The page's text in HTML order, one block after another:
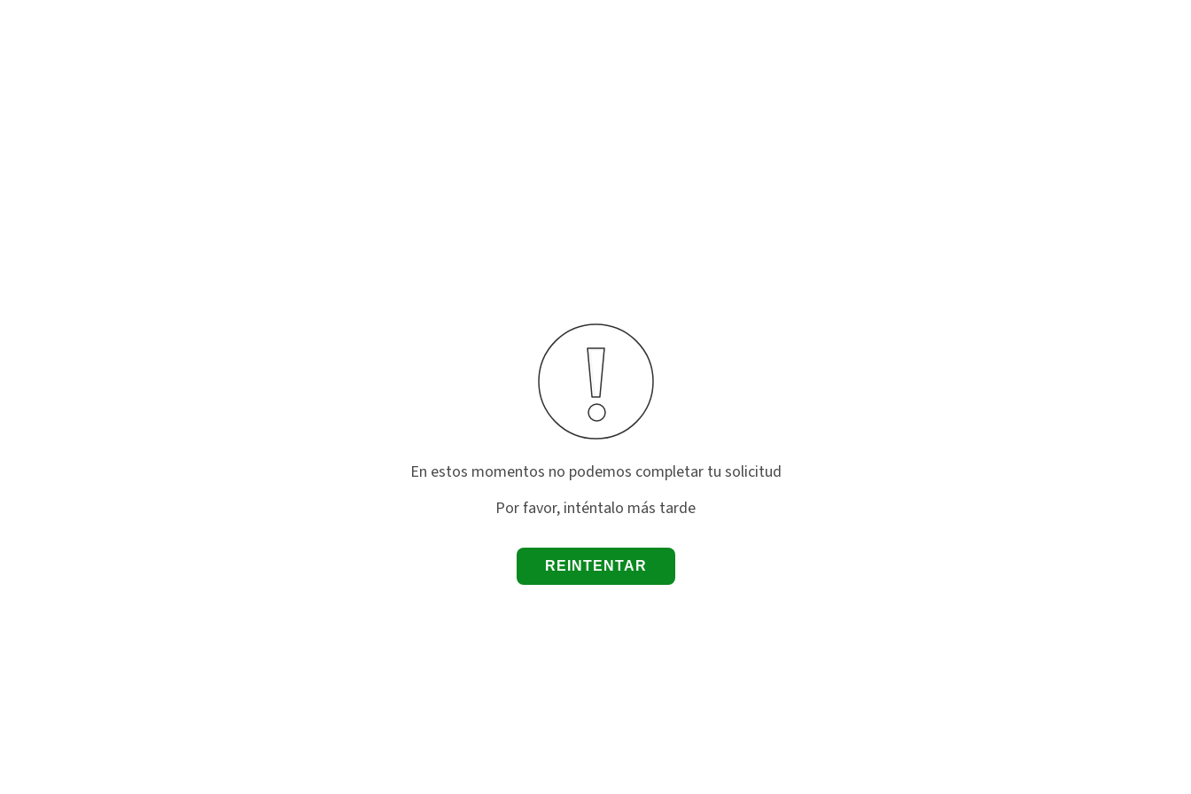
En estos momentos no podemos completar tu solicitud
Por favor, inténtalo más tarde
REINTENTAR